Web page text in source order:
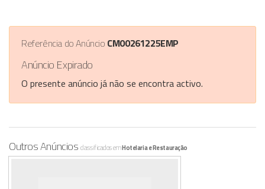
Referência do Anúncio CM00261225EMP
Anúncio Expirado
O presente anúncio já não se encontra activo.
Outros Anúncios classificados emHotelaria e Restauração